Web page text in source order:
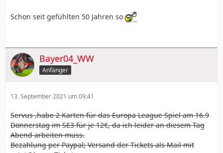
Schon seit gefühlten 50 Jahren so
Bayer04_WW
Anfänger
13. September 2021 um 09:41
Servus ,habe 2 Karten für das Europa League Spiel am 16.9
Donnerstag im SE3 für je 12€, da ich leider an diesem Tag
Abend arbeiten muss.
Bezahlung per Paypal; Versand der Tickets als Mail mit